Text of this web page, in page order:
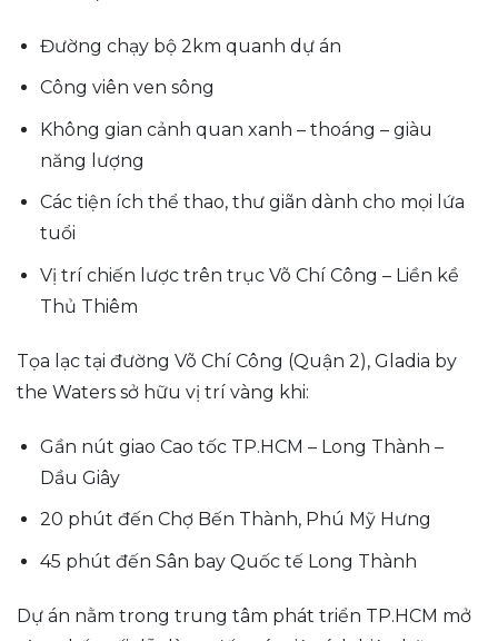
Đường chạy bộ 2km quanh dự án
Công viên ven sông
Không gian cảnh quan xanh – thoáng – giàu
năng lượng
Các tiện ích thể thao, thư giãn dành cho mọi lứa
tuổi
Vị trí chiến lược trên trục Võ Chí Công – Liền kề
Thủ Thiêm
Tọa lạc tại đường Võ Chí Công (Quận 2), Gladia by
the Waters sở hữu vị trí vàng khi:
Gần nút giao Cao tốc TP.HCM – Long Thành –
Dầu Giây
20 phút đến Chợ Bến Thành, Phú Mỹ Hưng
45 phút đến Sân bay Quốc tế Long Thành
Dự án nằm trong trung tâm phát triển TP.HCM mở